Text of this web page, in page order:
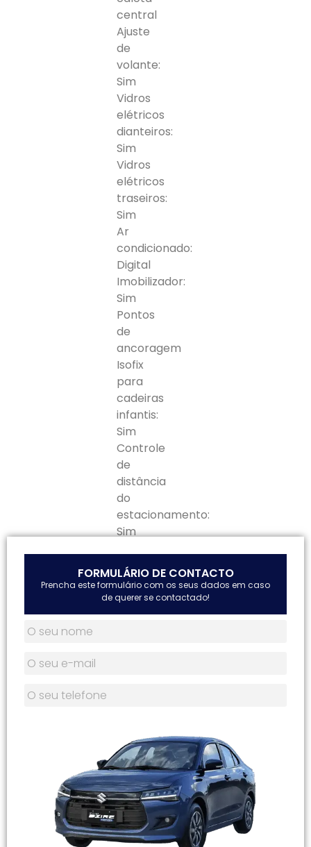
central
Ajuste
de
volante:
Sim
Vidros
elétricos
dianteiros:
Sim
Vidros
elétricos
traseiros:
Sim
Ar
condicionado:
Digital
Imobilizador:
Sim
Pontos
de
ancoragem
Isofix
para
cadeiras
infantis:
Sim
Controle
de
distância
do
estacionamento:
Sim
FORMULÁRIO DE CONTACTO
Prencha este formulário com os seus dados em caso
de querer se contactado!